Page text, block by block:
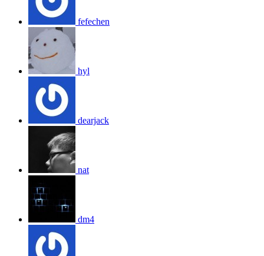
fefechen
hyl
dearjack
nat
dm4